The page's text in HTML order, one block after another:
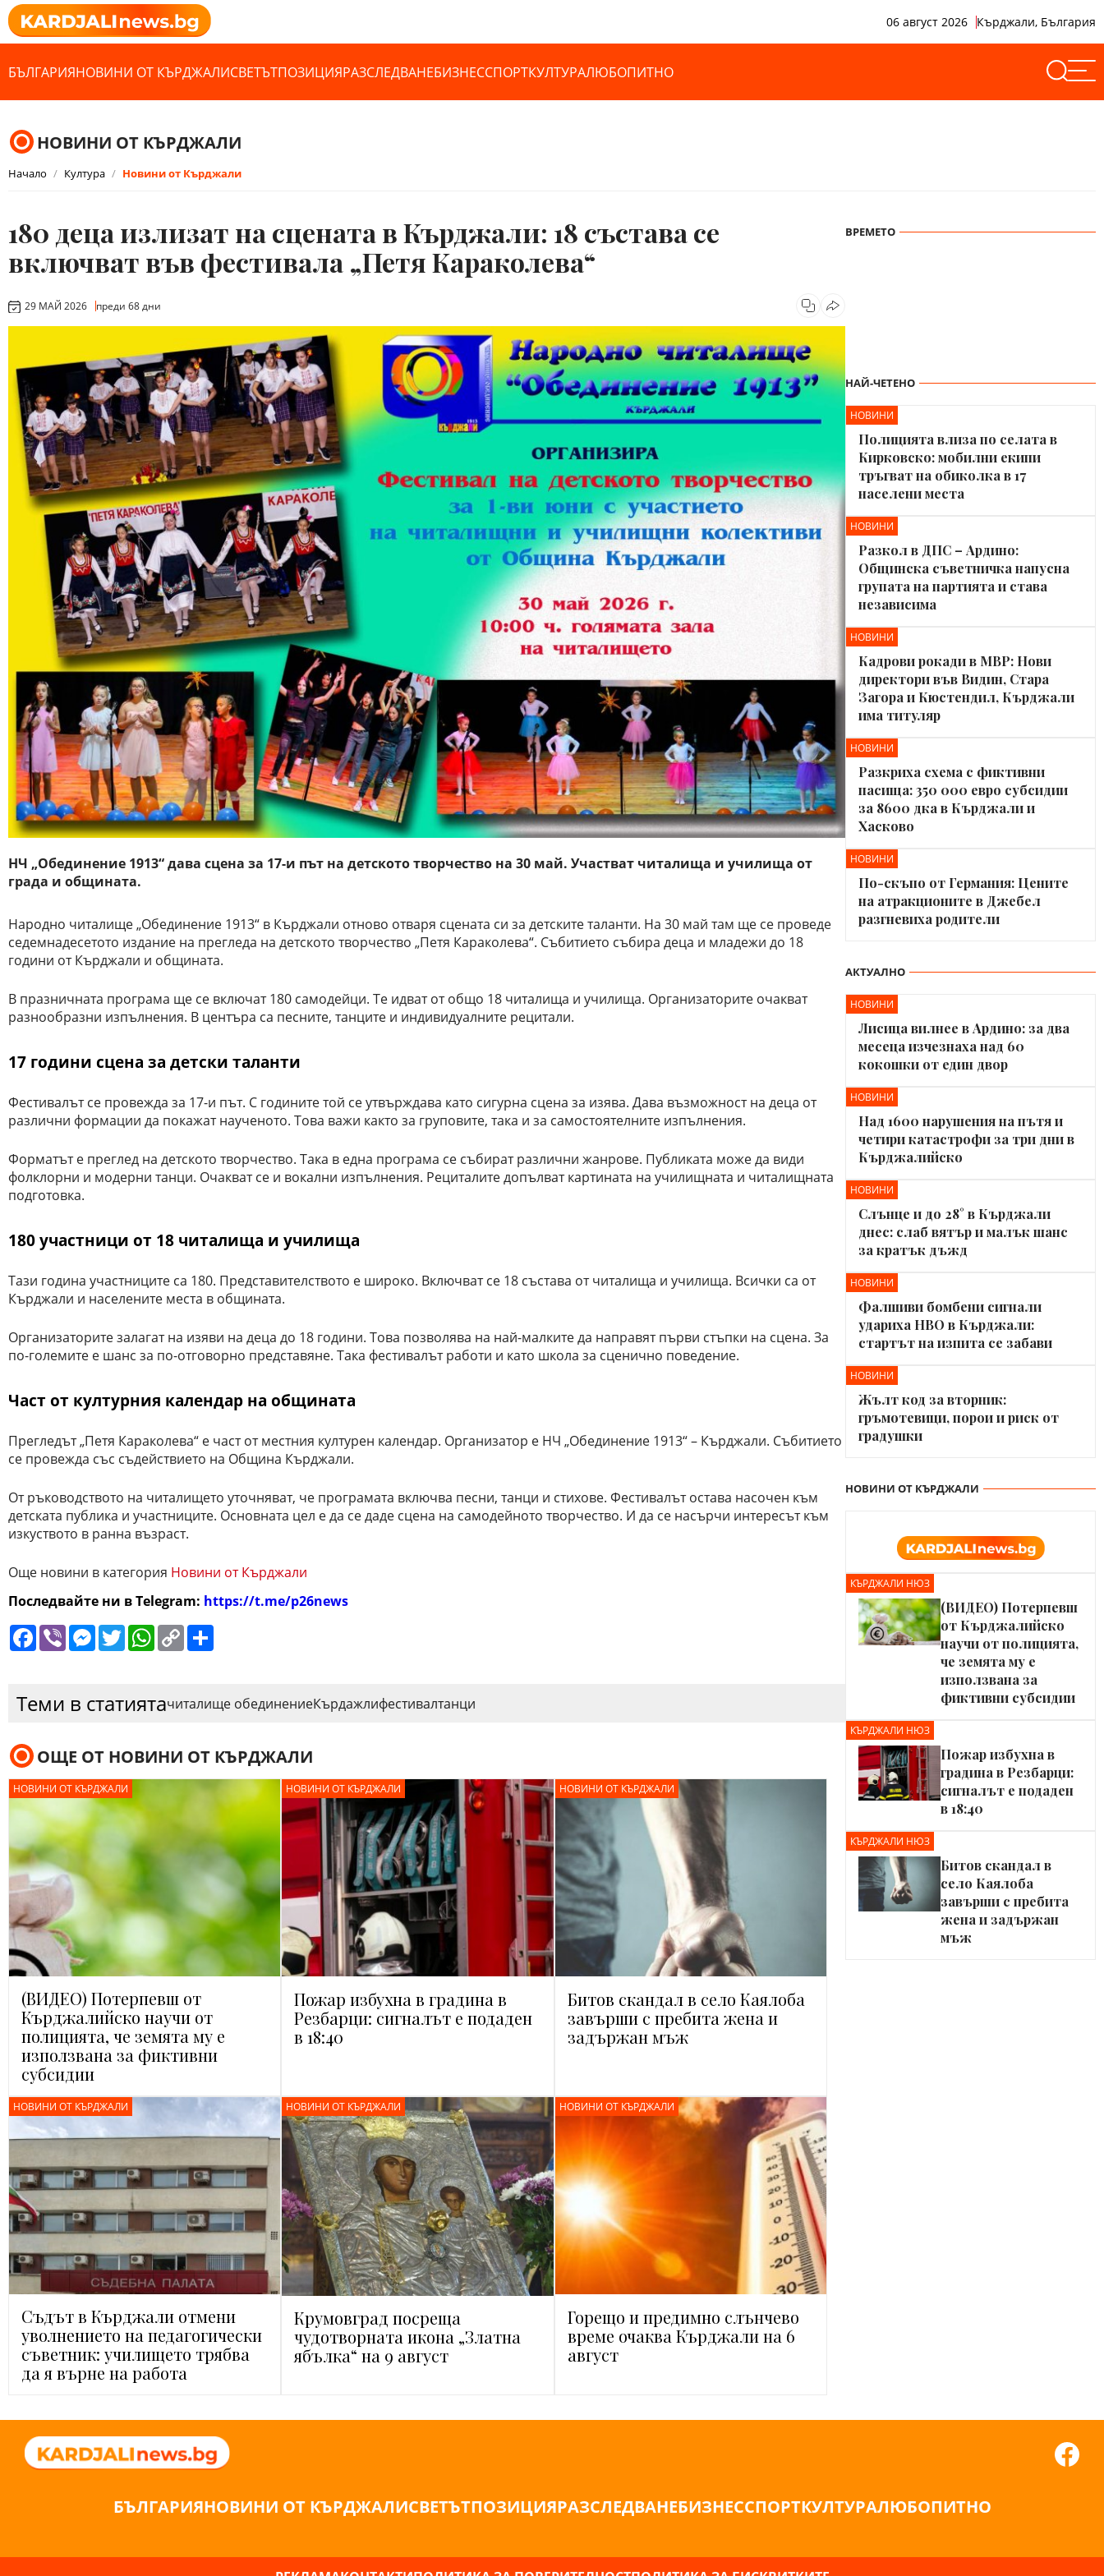
06 август 2026 Кърджали, България
БЪЛГАРИЯНОВИНИ ОТ КЪРДЖАЛИСВЕТЪТПОЗИЦИЯРАЗСЛЕДВАНЕБИЗНЕССПОРТКУЛТУРАЛЮБОПИТНО
НОВИНИ ОТ КЪРДЖАЛИ
Начало Култура Новини от Кърджали
180 деца излизат на сцената в Кърджали: 18 състава се
включват във фестивала „Петя Караколева“
29 МАЙ 2026 преди 68 дни
НЧ „Обединение 1913“ дава сцена за 17-и път на детското творчество на 30 май. Участват читалища и училища от
града и общината.
Народно читалище „Обединение 1913“ в Кърджали отново отваря сцената си за детските таланти. На 30 май там ще се проведе
седемнадесетото издание на прегледа на детското творчество „Петя Караколева“. Събитието събира деца и младежи до 18
години от Кърджали и общината.
В празничната програма ще се включат 180 самодейци. Те идват от общо 18 читалища и училища. Организаторите очакват
разнообразни изпълнения. В центъра са песните, танците и индивидуалните рецитали.
17 години сцена за детски таланти
Фестивалът се провежда за 17-и път. С годините той се утвърждава като сигурна сцена за изява. Дава възможност на деца от
различни формации да покажат наученото. Това важи както за груповите, така и за самостоятелните изпълнения.
Форматът е преглед на детското творчество. Така в една програма се събират различни жанрове. Публиката може да види
фолклорни и модерни танци. Очакват се и вокални изпълнения. Рециталите допълват картината на училищната и читалищната
подготовка.
180 участници от 18 читалища и училища
Тази година участниците са 180. Представителството е широко. Включват се 18 състава от читалища и училища. Всички са от
Кърджали и населените места в общината.
Организаторите залагат на изяви на деца до 18 години. Това позволява на най-малките да направят първи стъпки на сцена. За
по-големите е шанс за по-отговорно представяне. Така фестивалът работи и като школа за сценично поведение.
Част от културния календар на общината
Прегледът „Петя Караколева“ е част от местния културен календар. Организатор е НЧ „Обединение 1913“ – Кърджали. Събитието
се провежда със съдействието на Община Кърджали.
От ръководството на читалището уточняват, че програмата включва песни, танци и стихове. Фестивалът остава насочен към
детската публика и участниците. Основната цел е да се даде сцена на самодейното творчество. И да се насърчи интересът към
изкуството в ранна възраст.
Още новини в категория Новини от Кърджали
Последвайте ни в Telegram: https://t.me/p26news
Facebook
ViberMessenger
TwitterWhatsApp
Copy
Link
Теми в статиятачиталище обединениеКърдажлифестивалтанци
ОЩЕ ОТ НОВИНИ ОТ КЪРДЖАЛИ
НОВИНИ ОТ КЪРДЖАЛИ
(ВИДЕО) Потерпевш от
Кърджалийско научи от
полицията, че земята му е
използвана за фиктивни
субсидии
НОВИНИ ОТ КЪРДЖАЛИ
Пожар избухна в градина в
Резбарци: сигналът е подаден
в 18:40
НОВИНИ ОТ КЪРДЖАЛИ
Битов скандал в село Каялоба
завърши с пребита жена и
задържан мъж
НОВИНИ ОТ КЪРДЖАЛИ
Съдът в Кърджали отмени
уволнението на педагогически
съветник: училището трябва
да я върне на работа
НОВИНИ ОТ КЪРДЖАЛИ
Крумовград посреща
чудотворната икона „Златна
ябълка“ на 9 август
НОВИНИ ОТ КЪРДЖАЛИ
Горещо и предимно слънчево
време очаква Кърджали на 6
август
ВРЕМЕТО
НАЙ-ЧЕТЕНО
НОВИНИ
Полицията влиза по селата в
Кирковско: мобилни екипи
тръгват на обиколка в 17
населени места
НОВИНИ
Разкол в ДПС – Ардино:
Общинска съветничка напусна
групата на партията и става
независима
НОВИНИ
Кадрови рокади в МВР: Нови
директори във Видин, Стара
Загора и Кюстендил, Кърджали
има титуляр
НОВИНИ
Разкриха схема с фиктивни
пасища: 350 000 евро субсидии
за 8600 дка в Кърджали и
Хасково
НОВИНИ
По-скъпо от Германия: Цените
на атракционите в Джебел
разгневиха родители
АКТУАЛНО
НОВИНИ
Лисица вилнее в Ардино: за два
месеца изчезнаха над 60
кокошки от един двор
НОВИНИ
Над 1600 нарушения на пътя и
четири катастрофи за три дни в
Кърджалийско
НОВИНИ
Слънце и до 28° в Кърджали
днес: слаб вятър и малък шанс
за кратък дъжд
НОВИНИ
Фалшиви бомбени сигнали
удариха НВО в Кърджали:
стартът на изпита се забави
НОВИНИ
Жълт код за вторник:
гръмотевици, порои и риск от
градушки
НОВИНИ ОТ КЪРДЖАЛИ
КЪРДЖАЛИ НЮЗ
(ВИДЕО) Потерпевш
от Кърджалийско
научи от полицията,
че земята му е
използвана за
фиктивни субсидии
КЪРДЖАЛИ НЮЗ
Пожар избухна в
градина в Резбарци:
сигналът е подаден
в 18:40
КЪРДЖАЛИ НЮЗ
Битов скандал в
село Каялоба
завърши с пребита
жена и задържан
мъж
БЪЛГАРИЯНОВИНИ ОТ КЪРДЖАЛИСВЕТЪТПОЗИЦИЯРАЗСЛЕДВАНЕБИЗНЕССПОРТКУЛТУРАЛЮБОПИТНО